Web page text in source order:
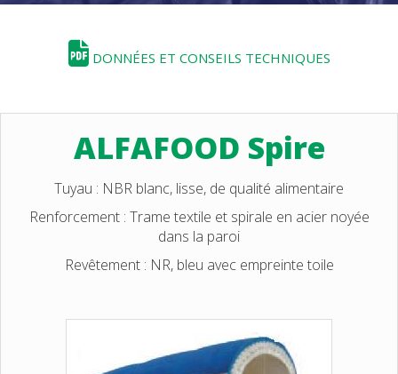
DONNÉES ET CONSEILS TECHNIQUES
ALFAFOOD Spire
Tuyau : NBR blanc, lisse, de qualité alimentaire
Renforcement : Trame textile et spirale en acier noyée
dans la paroi
Revêtement : NR, bleu avec empreinte toile